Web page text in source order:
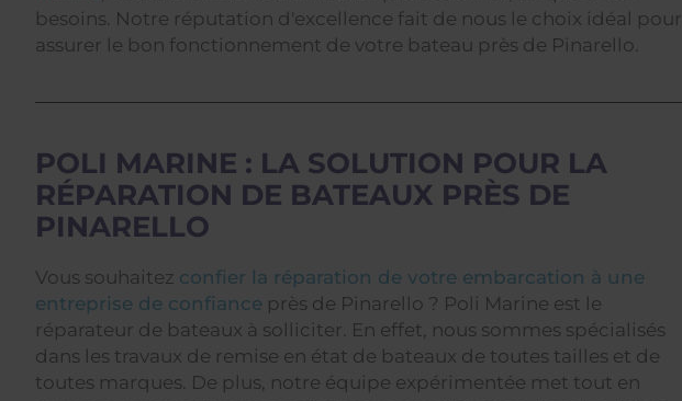
besoins. Notre réputation d'excellence fait de nous le choix idéal pour
assurer le bon fonctionnement de votre bateau près de Pinarello.
POLI MARINE : LA SOLUTION POUR LA
RÉPARATION DE BATEAUX PRÈS DE
PINARELLO
Vous souhaitez confier la réparation de votre embarcation à une
entreprise de confiance près de Pinarello ? Poli Marine est le
réparateur de bateaux à solliciter. En effet, nous sommes spécialisés
dans les travaux de remise en état de bateaux de toutes tailles et de
toutes marques. De plus, notre équipe expérimentée met tout en